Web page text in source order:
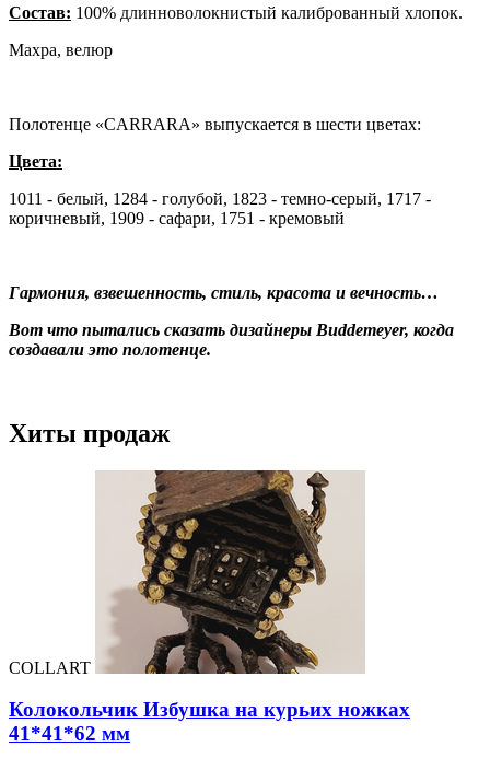
Состав: 100% длинноволокнистый калиброванный хлопок.
Махра, велюр
Полотенце «CARRARA» выпускается в шести цветах:
Цвета:
1011 - белый, 1284 - голубой, 1823 - темно-серый, 1717 -
коричневый, 1909 - сафари, 1751 - кремовый
Гармония, взвешенность, стиль, красота и вечность…
Вот что пытались сказать дизайнеры Buddemeyer, когда
создавали это полотенце.
Хиты продаж
COLLART
Колокольчик Избушка на курьих ножках
41*41*62 мм